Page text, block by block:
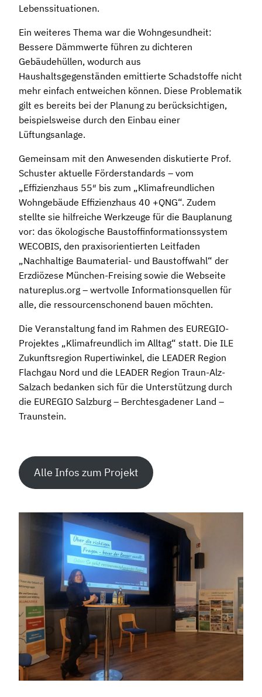
Lebenssituationen.
Ein weiteres Thema war die Wohngesundheit:
Bessere Dämmwerte führen zu dichteren
Gebäudehüllen, wodurch aus
Haushaltsgegenständen emittierte Schadstoffe nicht
mehr einfach entweichen können. Diese Problematik
gilt es bereits bei der Planung zu berücksichtigen,
beispielsweise durch den Einbau einer
Lüftungsanlage.
Gemeinsam mit den Anwesenden diskutierte Prof.
Schuster aktuelle Förderstandards – vom
„Effizienzhaus 55″ bis zum „Klimafreundlichen
Wohngebäude Effizienzhaus 40 +QNG“. Zudem
stellte sie hilfreiche Werkzeuge für die Bauplanung
vor: das ökologische Baustoffinformationssystem
WECOBIS, den praxisorientierten Leitfaden
„Nachhaltige Baumaterial- und Baustoffwahl“ der
Erzdiözese München-Freising sowie die Webseite
natureplus.org – wertvolle Informationsquellen für
alle, die ressourcenschonend bauen möchten.
Die Veranstaltung fand im Rahmen des EUREGIO-
Projektes „Klimafreundlich im Alltag“ statt. Die ILE
Zukunftsregion Rupertiwinkel, die LEADER Region
Flachgau Nord und die LEADER Region Traun-Alz-
Salzach bedanken sich für die Unterstützung durch
die EUREGIO Salzburg – Berchtesgadener Land –
Traunstein.
Alle Infos zum Projekt